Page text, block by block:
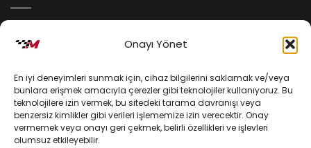
Onayı Yönet
En iyi deneyimleri sunmak için, cihaz bilgilerini saklamak ve/veya
bunlara erişmek amacıyla çerezler gibi teknolojiler kullanıyoruz. Bu
teknolojilere izin vermek, bu sitedeki tarama davranışı veya
benzersiz kimlikler gibi verileri işlememize izin verecektir. Onay
vermemek veya onayı geri çekmek, belirli özellikleri ve işlevleri
olumsuz etkileyebilir.
Kişisel Verilerin Korunması
Mesafeli Satış Sözleşmesi